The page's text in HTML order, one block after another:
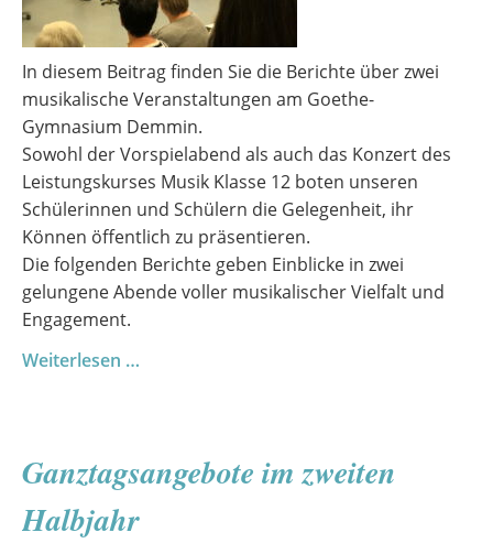
In diesem Beitrag finden Sie die Berichte über zwei
musikalische Veranstaltungen am Goethe-
Gymnasium Demmin.
Sowohl der Vorspielabend als auch das Konzert des
Leistungskurses Musik Klasse 12 boten unseren
Schülerinnen und Schülern die Gelegenheit, ihr
Können öffentlich zu präsentieren.
Die folgenden Berichte geben Einblicke in zwei
gelungene Abende voller musikalischer Vielfalt und
Engagement.
Weiterlesen …
Talente
Rampenlicht
Ganztagsangebote im zweiten
Halbjahr